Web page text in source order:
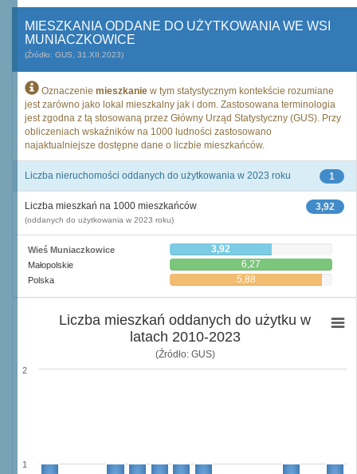
MIESZKANIA ODDANE DO UŻYTKOWANIA WE WSI
MUNIACZKOWICE
(Źródło: GUS, 31.XII.2023)
Oznaczenie mieszkanie w tym statystycznym kontekście rozumiane
jest zarówno jako lokal mieszkalny jak i dom. Zastosowana terminologia
jest zgodna z tą stosowaną przez Główny Urząd Statystyczny (GUS). Przy
obliczeniach wskaźników na 1000 ludności zastosowano
najaktualniejsze dostępne dane o liczbie mieszkańców.
1
Liczba nieruchomości oddanych do użytkowania w 2023 roku
3,92
Liczba mieszkań na 1000 mieszkańców
(oddanych do użytkowania w 2023 roku)
Wieś Muniaczkowice 3,92
Małopolskie 6,27
Polska 5,88
Liczba mieszkań oddanych do użytku w
latach 2010-2023
(Źródło: GUS)
1
2